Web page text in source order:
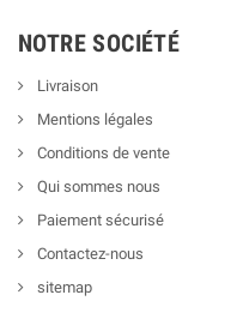
NOTRE SOCIÉTÉ
Livraison
Mentions légales
Conditions de vente
Qui sommes nous
Paiement sécurisé
Contactez-nous
sitemap